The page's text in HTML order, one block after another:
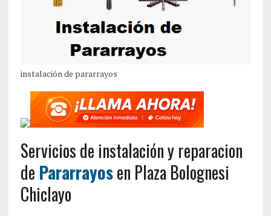
instalación de pararrayos
Servicios de instalación y reparacion
de Pararrayosen Plaza Bolognesi
Chiclayo